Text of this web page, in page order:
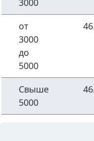
3000
от
3000
до
5000
Свыше
5000